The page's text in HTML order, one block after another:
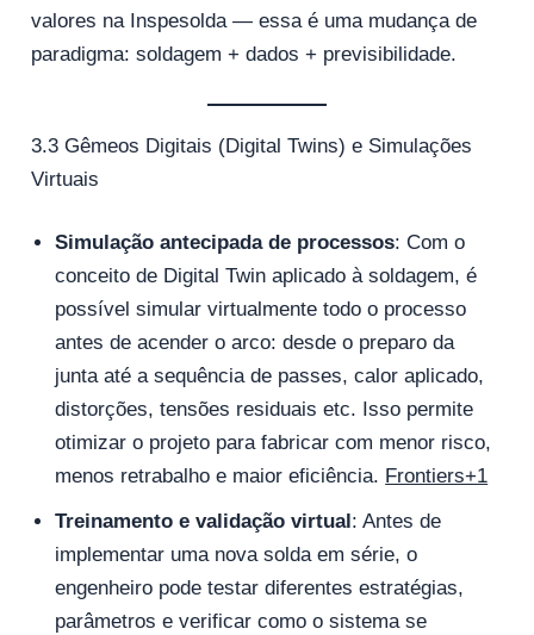
valores na Inspesolda — essa é uma mudança de
paradigma: soldagem + dados + previsibilidade.
3.3 Gêmeos Digitais (Digital Twins) e Simulações
Virtuais
Simulação antecipada de processos: Com o
conceito de Digital Twin aplicado à soldagem, é
possível simular virtualmente todo o processo
antes de acender o arco: desde o preparo da
junta até a sequência de passes, calor aplicado,
distorções, tensões residuais etc. Isso permite
otimizar o projeto para fabricar com menor risco,
menos retrabalho e maior eficiência. Frontiers+1
Treinamento e validação virtual : Antes de
implementar uma nova solda em série, o
engenheiro pode testar diferentes estratégias,
parâmetros e verificar como o sistema se